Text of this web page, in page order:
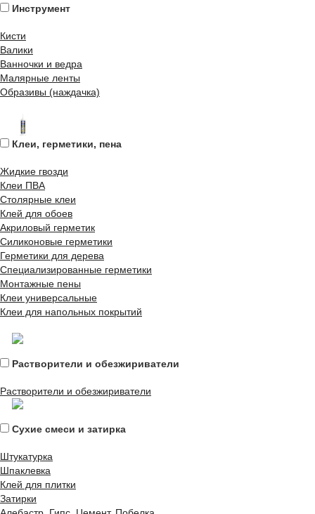
Инструмент
Кисти
Валики
Ванночки и ведра
Малярные ленты
Образивы (наждачка)
Клеи, герметики, пена
Жидкие гвозди
Клеи ПВА
Столярные клеи
Клей для обоев
Акриловый герметик
Силиконовые герметики
Герметики для дерева
Специализированные герметики
Монтажные пены
Клеи универсальные
Клеи для напольных покрытий
Растворители и обезжириватели
Растворители и обезжириватели
Сухие смеси и затирка
Штукатурка
Шпаклевка
Клей для плитки
Затирки